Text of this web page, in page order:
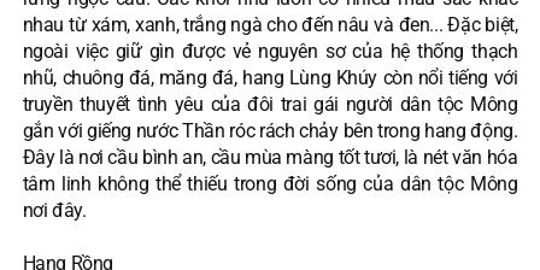
nhau từ xám, xanh, trắng ngà cho đến nâu và đen... Đặc biệt,
ngoài việc giữ gìn được vẻ nguyên sơ của hệ thống thạch
nhũ, chuông đá, măng đá, hang Lùng Khúy còn nổi tiếng với
truyền thuyết tình yêu của đôi trai gái người dân tộc Mông
gắn với giếng nước Thần róc rách chảy bên trong hang động.
Đây là nơi cầu bình an, cầu mùa màng tốt tươi, là nét văn hóa
tâm linh không thể thiếu trong đời sống của dân tộc Mông
nơi đây.
Hang Rồng